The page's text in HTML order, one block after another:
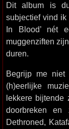
Dit album is
subjectief vind ik
In Blood’ nét
muggenziften
duren.
Begrijp me niet
(h)eerlijke
lekkere bijtende
doorbreken
Dethroned,